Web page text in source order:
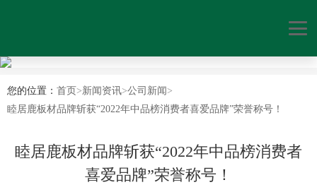
您的位置： 首页 >新闻资讯>公司新闻>
睦居鹿板材品牌斩获“2022年中品榜消费者喜爱品牌”荣誉称号！
睦居鹿板材品牌斩获“2022年中品榜消费者
喜爱品牌”荣誉称号！